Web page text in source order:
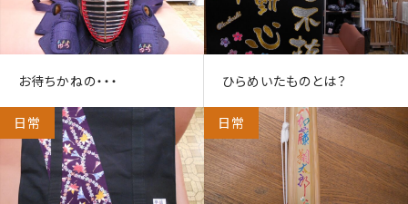
お待ちかねの・・・ ひらめいたものとは？
日常 日常